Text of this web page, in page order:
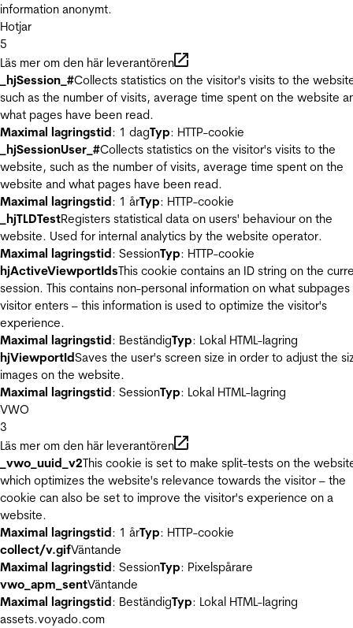
information anonymt.
Hotjar
5
Läs mer om den här leverantören
_hjSession_#Collects statistics on the visitor's visits to the
such as the number of visits, average time spent on the website
what pages have been read.
Maximal lagringstid: 1 dagTyp: HTTP-cookie
_hjSessionUser_#Collects statistics on the visitor's visits to the
website, such as the number of visits, average time spent on the
website and what pages have been read.
Maximal lagringstid: 1 årTyp: HTTP-cookie
_hjTLDTestRegisters statistical data on users' behaviour on the
website. Used for internal analytics by the website operator.
Maximal lagringstid: SessionTyp: HTTP-cookie
hjActiveViewportIdsThis cookie contains an ID string on the
session. This contains non-personal information on what
visitor enters – this information is used to optimize the visitor's
experience.
Maximal lagringstid: BeständigTyp: Lokal HTML-lagring
hjViewportIdSaves the user's screen size in order to adjust the
images on the website.
Maximal lagringstid: SessionTyp: Lokal HTML-lagring
VWO
3
Läs mer om den här leverantören
_vwo_uuid_v2This cookie is set to make split-tests on the
which optimizes the website's relevance towards the visitor – the
cookie can also be set to improve the visitor's experience on a
website.
Maximal lagringstid: 1 årTyp: HTTP-cookie
collect/v.gifVäntande
Maximal lagringstid: SessionTyp: Pixelspårare
vwo_apm_sentVäntande
Maximal lagringstid: BeständigTyp: Lokal HTML-lagring
assets.voyado.com